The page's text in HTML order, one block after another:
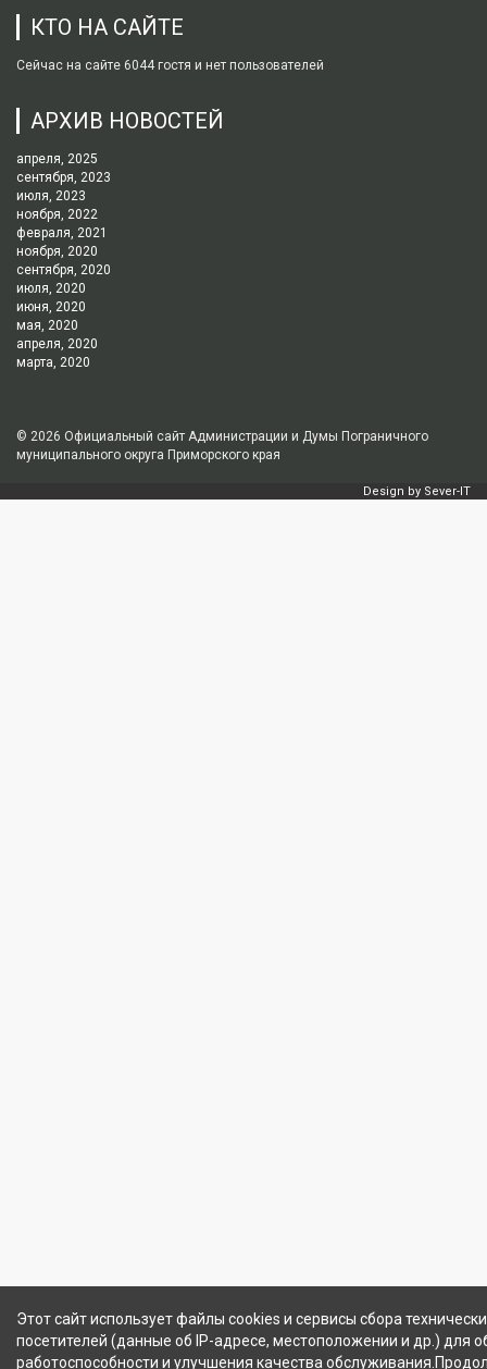
КТО НА САЙТЕ
Сейчас на сайте 6044 гостя и нет пользователей
АРХИВ НОВОСТЕЙ
апреля, 2025
сентября, 2023
июля, 2023
ноября, 2022
февраля, 2021
ноября, 2020
сентября, 2020
июля, 2020
июня, 2020
мая, 2020
апреля, 2020
марта, 2020
© 2026 Официальный сайт Администрации и Думы Пограничного
муниципального округа Приморского края
Design by Sever-IT
Этот сайт использует файлы cookies и сервисы сбора
посетителей (данные об IP-адресе, местоположении и др.) для
работоспособности и улучшения качества